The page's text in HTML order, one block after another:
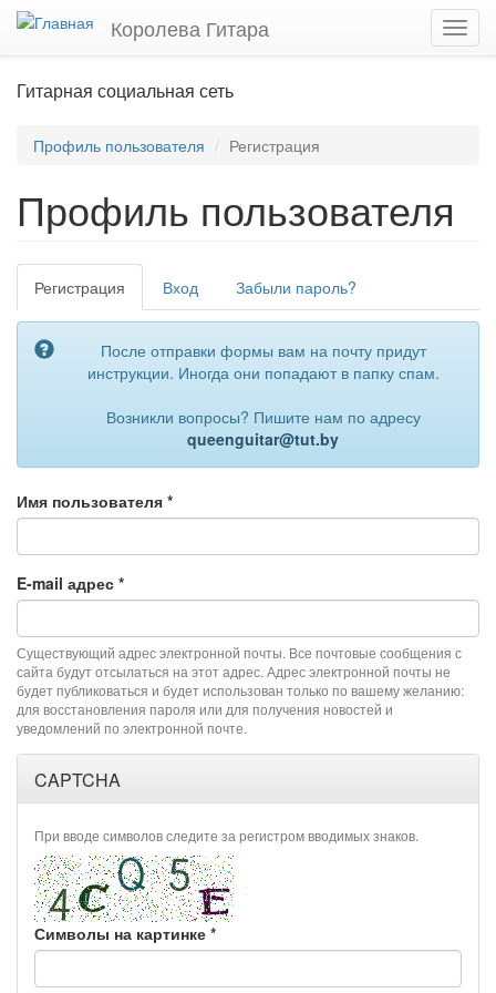
Перейти
Королева Гитара
Гитарная социальная сеть
Профиль пользователя Регистрация
Профиль пользователя
Главные
вкладки
Регистрация (активная
вкладка)
Вход Забыли пароль?
После отправки формы вам на почту придут
инструкции. Иногда они попадают в папку спам.
Возникли вопросы? Пишите нам по адресу
queenguitar@tut.by
Имя пользователя *
E-mail адрес *
Существующий адрес электронной почты. Все почтовые сообщения с
сайта будут отсылаться на этот адрес. Адрес электронной почты не
будет публиковаться и будет использован только по вашему желанию:
для восстановления пароля или для получения новостей и
уведомлений по электронной почте.
CAPTCHA
При вводе символов следите за регистром вводимых знаков.
Символы на картинке *